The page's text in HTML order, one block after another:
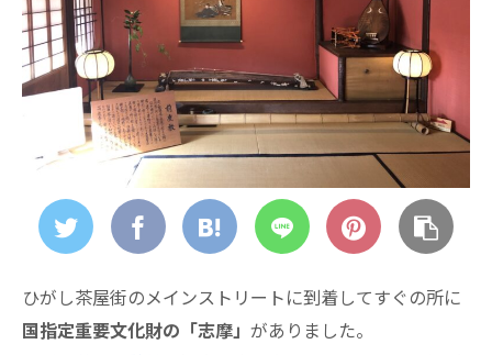
ひがし茶屋街のメインストリートに到着してすぐの所に
国指定重要文化財の「志摩」 がありました。